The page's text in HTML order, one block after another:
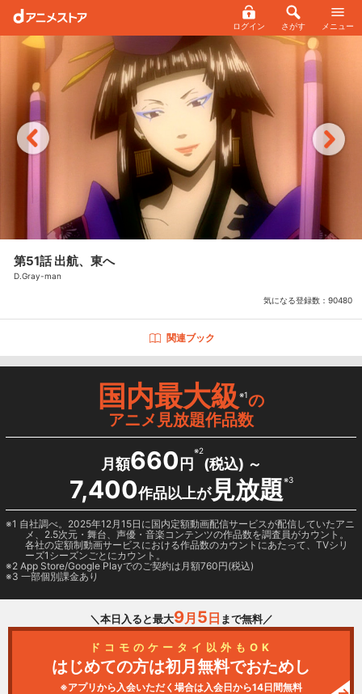
ログイン さがす メニュー
第51話 出航、東へ
D.Gray-man
気になる登録数： 90480
関連ブック
国内最大級※1の
アニメ見放題作品数
月額660 円
※2
(税込) ～
7,400作品以上が見放題※3
1 自社調べ。2025年12月15日に国内定額動画配信サービスが配信していたアニ
メ、2.5次元・舞台、声優・音楽コンテンツの作品数を調査員がカウント。
各社の定額制動画サービスにおける作品数のカウントにあたって、TVシリ
ーズ1シーズンごとにカウント。
2 App Store/Google Playでのご契約は月額760円(税込)
3 一部個別課金あり
＼本日入ると最大9月 5 日 まで無料／
ドコモのケータイ以外もOK
はじめての方は初月無料でおためし
※アプリから入会いただく場合は入会日から14日間無料